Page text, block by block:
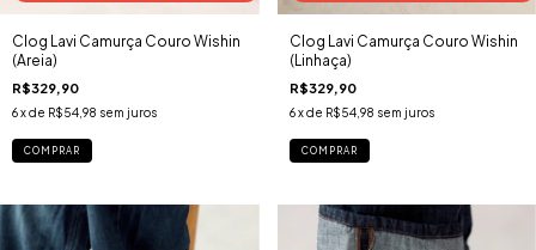
Clog Lavi Camurça Couro Wishin
(Areia)
R$329,90
6x de R$54,98 sem juros
COMPRAR
Clog Lavi Camurça Couro Wishin
(Linhaça)
R$329,90
6 x de R$54,98 sem juros
COMPRAR